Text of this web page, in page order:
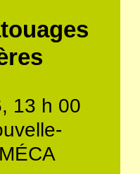
13 h 00